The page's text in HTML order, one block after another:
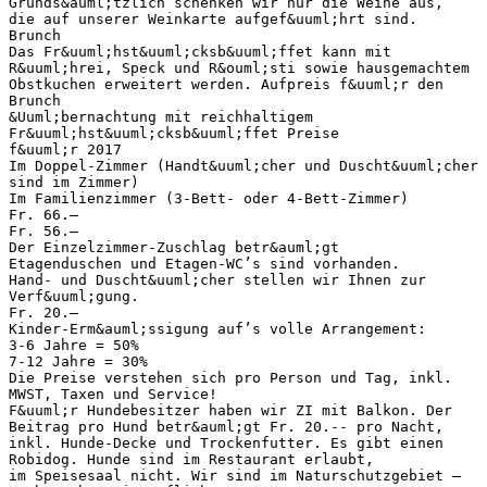
die auf unserer Weinkarte aufgef&uuml;hrt sind.
Brunch
Das Fr&uuml;hst&uuml;cksb&uuml;ffet kann mit
R&uuml;hrei, Speck und R&ouml;sti sowie hausgemachtem
Obstkuchen erweitert werden. Aufpreis f&uuml;r den
Brunch
&Uuml;bernachtung mit reichhaltigem
Fr&uuml;hst&uuml;cksb&uuml;ffet Preise
f&uuml;r 2017
Im Doppel-Zimmer (Handt&uuml;cher und Duscht&uuml;cher
sind im Zimmer)
Im Familienzimmer (3-Bett- oder 4-Bett-Zimmer)
Fr. 66.—
Fr. 56.—
Der Einzelzimmer-Zuschlag betr&auml;gt
Etagenduschen und Etagen-WC’s sind vorhanden.
Hand- und Duscht&uuml;cher stellen wir Ihnen zur
Verf&uuml;gung.
Fr. 20.—
Kinder-Erm&auml;ssigung auf’s volle Arrangement:
3-6 Jahre = 50%
7-12 Jahre = 30%
Die Preise verstehen sich pro Person und Tag, inkl.
MWST, Taxen und Service!
F&uuml;r Hundebesitzer haben wir ZI mit Balkon. Der
Beitrag pro Hund betr&auml;gt Fr. 20.-- pro Nacht,
inkl. Hunde-Decke und Trockenfutter. Es gibt einen
Robidog. Hunde sind im Restaurant erlaubt,
im Speisesaal nicht. Wir sind im Naturschutzgebiet –